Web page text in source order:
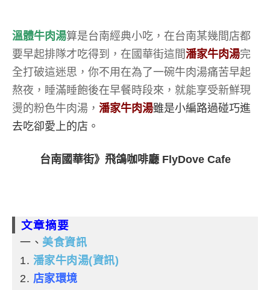
溫體牛肉湯算是台南經典小吃，在台南某幾間店都
要早起排隊才吃得到，在國華街這間潘家牛肉湯完
全打破這迷思，你不用在為了一碗牛肉湯痛苦早起
熬夜，睡滿睡飽後在早餐時段來，就能享受新鮮現
燙的粉色牛肉湯， 潘家牛肉湯雖是小編路過碰巧進
去吃卻愛上的店。
台南國華街》飛鴿咖啡廳 FlyDove Cafe
文章摘要
一、 美食資訊
1. 潘家牛肉湯(資訊)
2. 店家環境